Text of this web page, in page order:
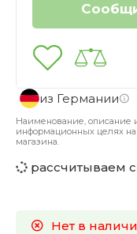
из Германии
Наименование, описание
информационных целях
магазина.
рассчитываем
Нет в